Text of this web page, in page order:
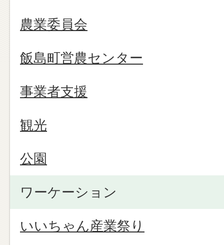
農業委員会
飯島町営農センター
事業者支援
観光
公園
ワーケーション
いいちゃん産業祭り